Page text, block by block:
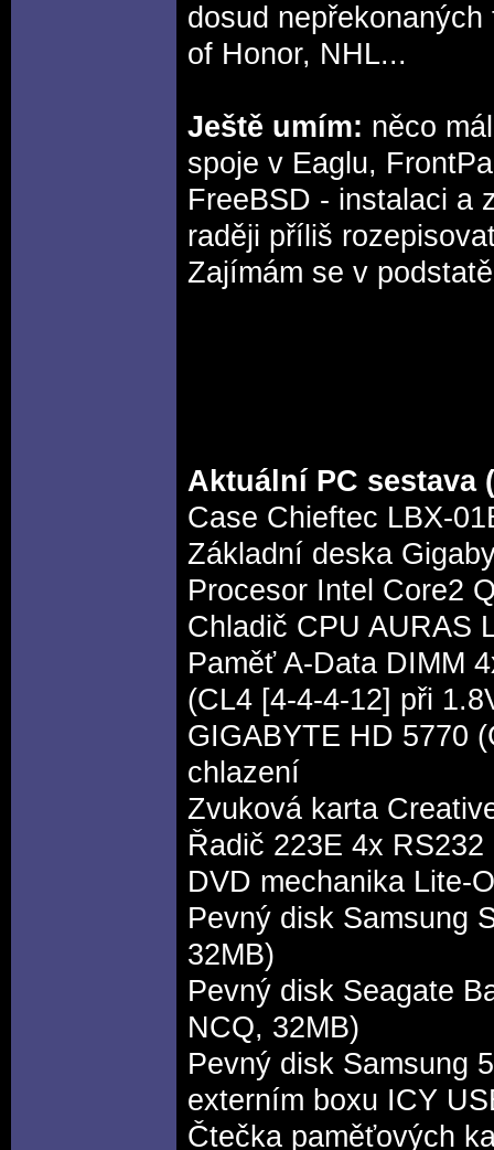
dosud
of Honor, NHL...
Ještě umím: něco
spoje v Eaglu,
FreeBSD - instalaci a
raději příliš
Zajímám se v
Aktuální PC sestava
Case Chieftec LBX-
Základní deska
Procesor Intel Core2
Chladič CPU AURAS
Paměť A-Data DIMM
(CL4 [4-4-4-12] při
GIGABYTE HD 5770
chlazení
Zvuková karta
Řadič 223E 4x
DVD mechanika Lite-
Pevný disk Samsung
32MB)
Pevný disk Seagate
NCQ, 32MB)
Pevný disk Samsung
externím boxu ICY
Čtečka paměťových